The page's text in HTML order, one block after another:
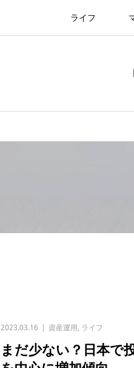
ライフ
2023.03.16 資産運用, ライフ
まだ少ない？日本で